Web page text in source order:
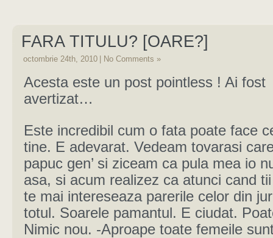
FARA TITULU? [OARE?]
octombrie 24th, 2010 No Comments »
Acesta este un post pointless ! Ai fost
avertizat…
Este incredibil cum o fata poate face
tine. E adevarat. Vedeam tovarasi
papuc gen’ si ziceam ca pula mea io
asa, si acum realizez ca atunci cand
te mai intereseaza parerile celor din
totul. Soarele pamantul. E ciudat.
Nimic nou. -Aproape toate femeile